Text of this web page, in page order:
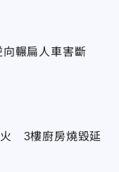
輾扁人車害斷
火 3樓廚房燒毀延